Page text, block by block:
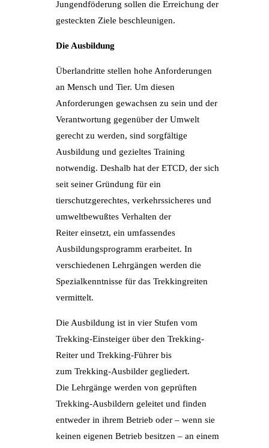
Jungendföderung sollen die Erreichung der
gesteckten Ziele beschleunigen.
Die Ausbildung
Überlandritte stellen hohe Anforderungen
an Mensch und Tier. Um diesen
Anforderungen gewachsen zu sein und der
Verantwortung gegenüber der Umwelt
gerecht zu werden, sind sorgfältige
Ausbildung und gezieltes Training
notwendig. Deshalb hat der ETCD, der sich
seit seiner Gründung für ein
tierschutzgerechtes, verkehrssicheres und
umweltbewußtes Verhalten der
Reiter einsetzt, ein umfassendes
Ausbildungsprogramm erarbeitet. In
verschiedenen Lehrgängen werden die
Spezialkenntnisse für das Trekkingreiten
vermittelt.
Die Ausbildung ist in vier Stufen vom
Trekking-Einsteiger über den Trekking-
Reiter und Trekking-Führer bis
zum Trekking-Ausbilder gegliedert.
Die Lehrgänge werden von geprüften
Trekking-Ausbildern geleitet und finden
entweder in ihrem Betrieb oder – wenn sie
keinen eigenen Betrieb besitzen – an einem